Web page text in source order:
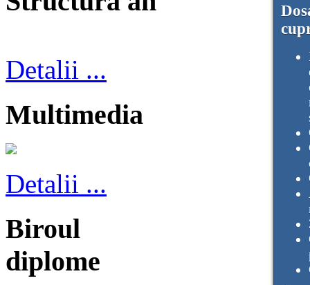
Detalii ...
Multimedia
Detalii ...
Biroul
diplome